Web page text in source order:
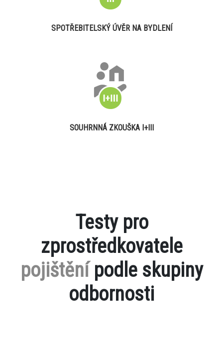
SPOTŘEBITELSKÝ ÚVĚR NA BYDLENÍ
SOUHRNNÁ ZKOUŠKA I+III
Testy pro
zprostředkovatele
pojištěnípodle skupiny
odbornosti